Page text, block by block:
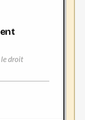
droit